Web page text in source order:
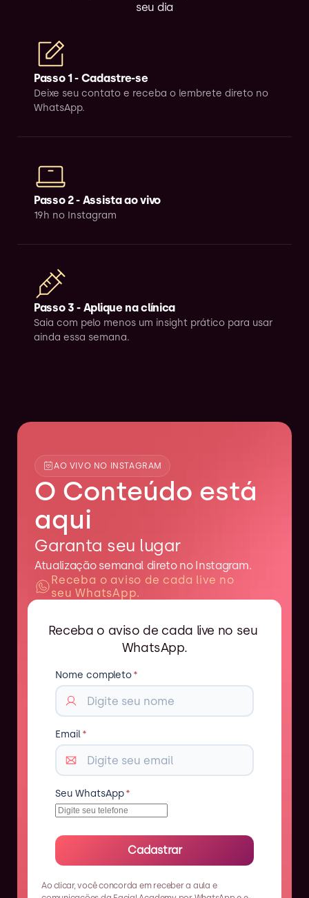
seu dia
Passo 1 - Cadastre-se
Deixe seu contato e receba o lembrete direto no
WhatsApp.
Passo 2 - Assista ao vivo
19h no Instagram
Passo 3 - Aplique na clínica
Saia com pelo menos um insight prático para usar
ainda essa semana.
AO VIVO NO INSTAGRAM
O Conteúdo está
aqui
Garanta seu lugar
Atualização semanal direto no Instagram.
Receba o aviso de cada live no
seu WhatsApp.
Receba o aviso de cada live no seu
WhatsApp.
Nome completo*
Email *
Seu WhatsApp*
Cadastrar
Ao clicar, você concorda em receber a aula e